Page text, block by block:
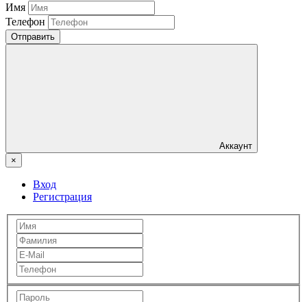
Имя
Телефон
Отправить
Аккаунт
×
Вход
Регистрация